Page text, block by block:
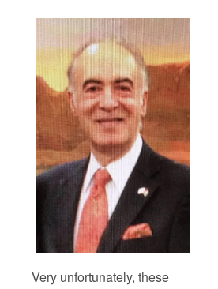
Very unfortunately, these